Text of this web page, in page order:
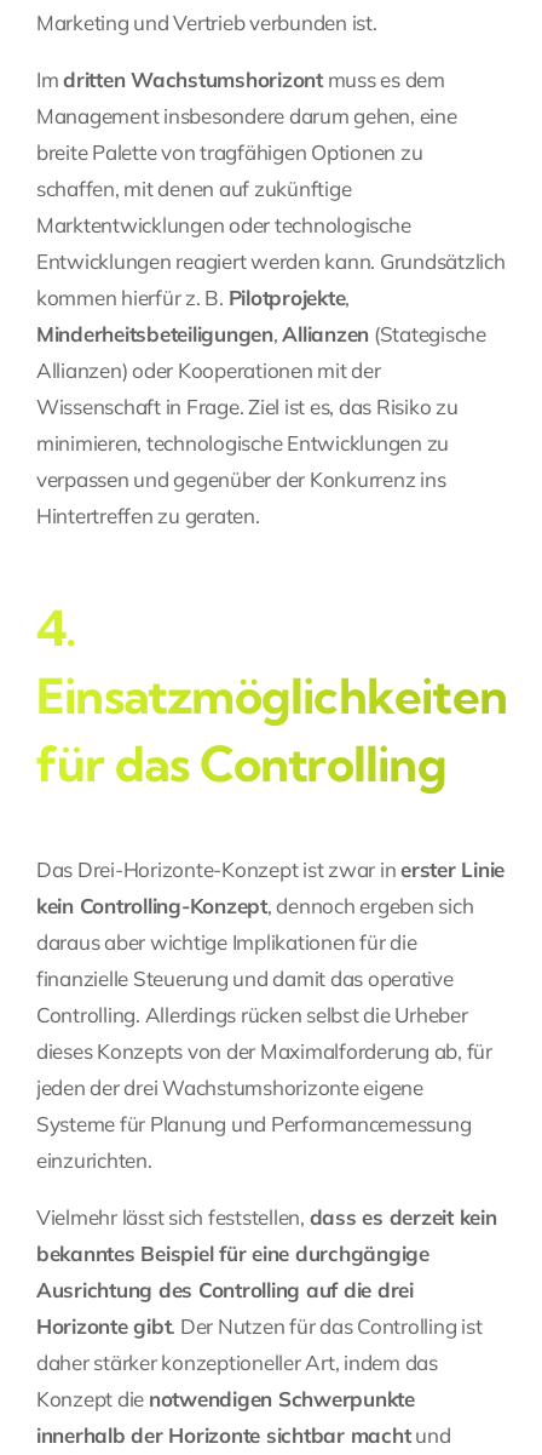
Marketing und Vertrieb verbunden ist.
Imdritten Wachstumshorizontmuss es dem
Management insbesondere darum gehen, eine
breite Palette von tragfähigen Optionen zu
schaffen, mit denen auf zukünftige
Marktentwicklungen oder technologische
Entwicklungen reagiert werden kann. Grundsätzlich
kommen hierfür z. B. Pilotprojekte,
Minderheitsbeteiligungen,Allianzen (Stategische
Allianzen) oder Kooperationen mit der
Wissenschaft in Frage. Ziel ist es, das Risiko zu
minimieren, technologische Entwicklungen zu
verpassen und gegenüber der Konkurrenz ins
Hintertreffen zu geraten.
4.
Einsatzmöglichkeiten
für das Controlling
Das Drei-Horizonte-Konzept ist zwar inerster Linie
kein Controlling-Konzept, dennoch ergeben sich
daraus aber wichtige Implikationen für die
finanzielle Steuerung und damit das operative
Controlling. Allerdings rücken selbst die Urheber
dieses Konzepts von der Maximalforderung ab, für
jeden der drei Wachstumshorizonte eigene
Systeme für Planung und Performancemessung
einzurichten.
Vielmehr lässt sich feststellen, dass es derzeit kein
bekanntes Beispiel für eine durchgängige
Ausrichtung des Controlling auf die drei
Horizonte gibt. Der Nutzen für das Controlling ist
daher stärker konzeptioneller Art, indem das
Konzept die notwendigen Schwerpunkte
innerhalb der Horizonte sichtbar machtund